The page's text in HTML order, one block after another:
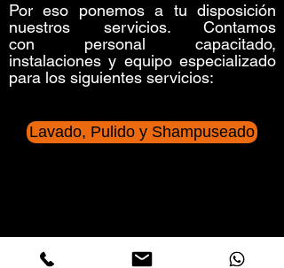
Por eso ponemos a tu disposición
nuestros servicios. Contamos
con personal capacitado,
instalaciones y equipo especializado
para los siguientes servicios:
Lavado, Pulido y Shampuseado
al Teléfono +(504)3379-1756 o